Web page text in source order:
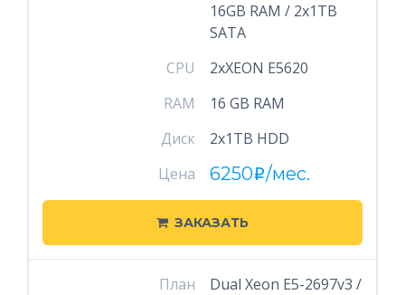
16GB RAM / 2x1TB
SATA
CPU
2xXEON E5620
RAM
16 GB RAM
Диск
2x1TB HDD
Цена
6250i/мес.
ЗАКАЗАТЬ
План
Dual Xeon E5-2697v3 /